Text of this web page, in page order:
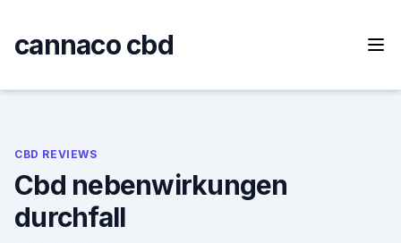
content
cannaco cbd
CBD REVIEWS
Cbd nebenwirkungen
durchfall